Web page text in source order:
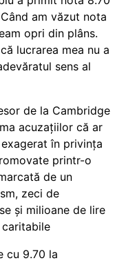
am văzut nota
opri din plâns.
lucrarea mea nu a
sens al
de la Cambridge
acuzațiilor că ar
în privința
printr-o
de un
zeci de
și milioane de lire
cu 9.70 la